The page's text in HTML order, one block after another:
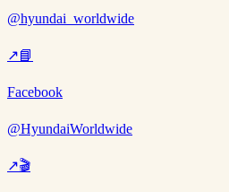
@hyundai_worldwide
↗📘
Facebook
@HyundaiWorldwide
↗🎬